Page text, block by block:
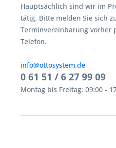
Hauptsächlich sind wir im
tätig. Bitte melden Sie sich
Terminvereinbarung vorher
Telefon.
info@ottosystem.de
0 61 51 / 6 27 99 09
Montag bis Freitag: 09:00 -